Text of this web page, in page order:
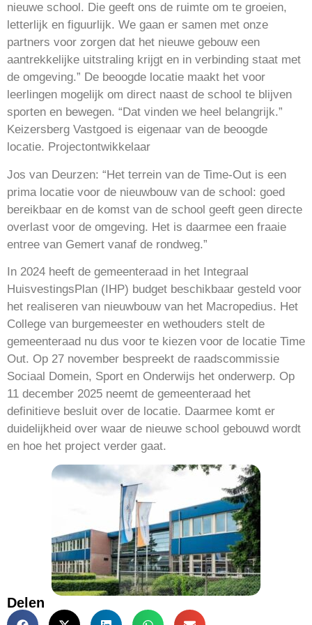
nieuwe school. Die geeft ons de ruimte om te groeien,
letterlijk en figuurlijk. We gaan er samen met onze
partners voor zorgen dat het nieuwe gebouw een
aantrekkelijke uitstraling krijgt en in verbinding staat met
de omgeving.” De beoogde locatie maakt het voor
leerlingen mogelijk om direct naast de school te blijven
sporten en bewegen. “Dat vinden we heel belangrijk.”
Keizersberg Vastgoed is eigenaar van de beoogde
locatie. Projectontwikkelaar
Jos van Deurzen: “Het terrein van de Time-Out is een
prima locatie voor de nieuwbouw van de school: goed
bereikbaar en de komst van de school geeft geen directe
overlast voor de omgeving. Het is daarmee een fraaie
entree van Gemert vanaf de rondweg.”
In 2024 heeft de gemeenteraad in het Integraal
HuisvestingsPlan (IHP) budget beschikbaar gesteld voor
het realiseren van nieuwbouw van het Macropedius. Het
College van burgemeester en wethouders stelt de
gemeenteraad nu dus voor te kiezen voor de locatie Time
Out. Op 27 november bespreekt de raadscommissie
Sociaal Domein, Sport en Onderwijs het onderwerp. Op
11 december 2025 neemt de gemeenteraad het
definitieve besluit over de locatie. Daarmee komt er
duidelijkheid over waar de nieuwe school gebouwd wordt
en hoe het project verder gaat.
Delen